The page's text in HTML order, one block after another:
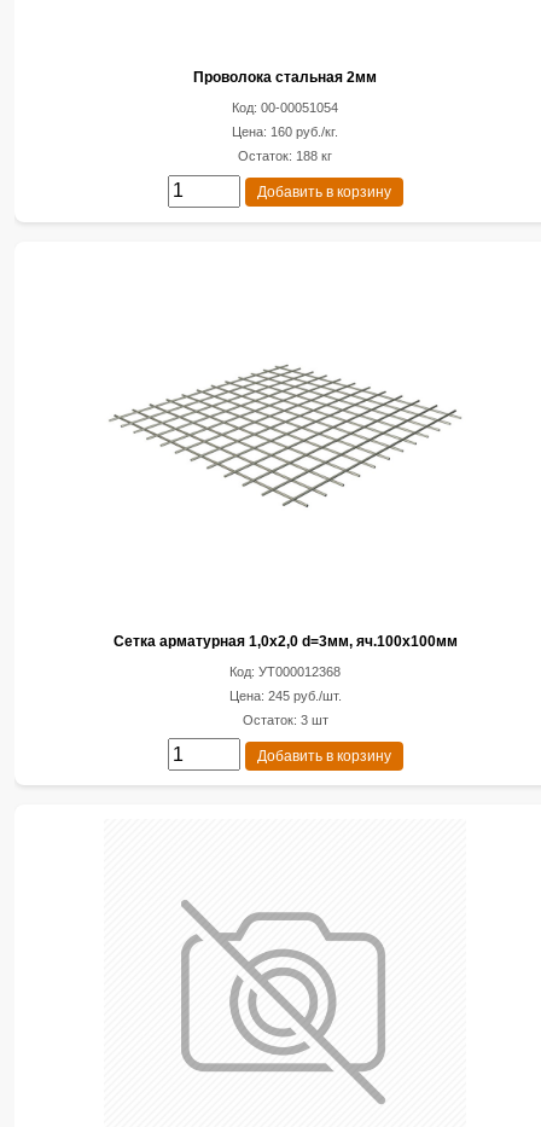
Проволока стальная 2мм
Код: 00-00051054
Цена: 160 руб./кг.
Остаток: 188 кг
Добавить в корзину
Сетка арматурная 1,0х2,0 d=3мм, яч.100х100мм
Код: УТ000012368
Цена: 245 руб./шт.
Остаток: 3 шт
Добавить в корзину